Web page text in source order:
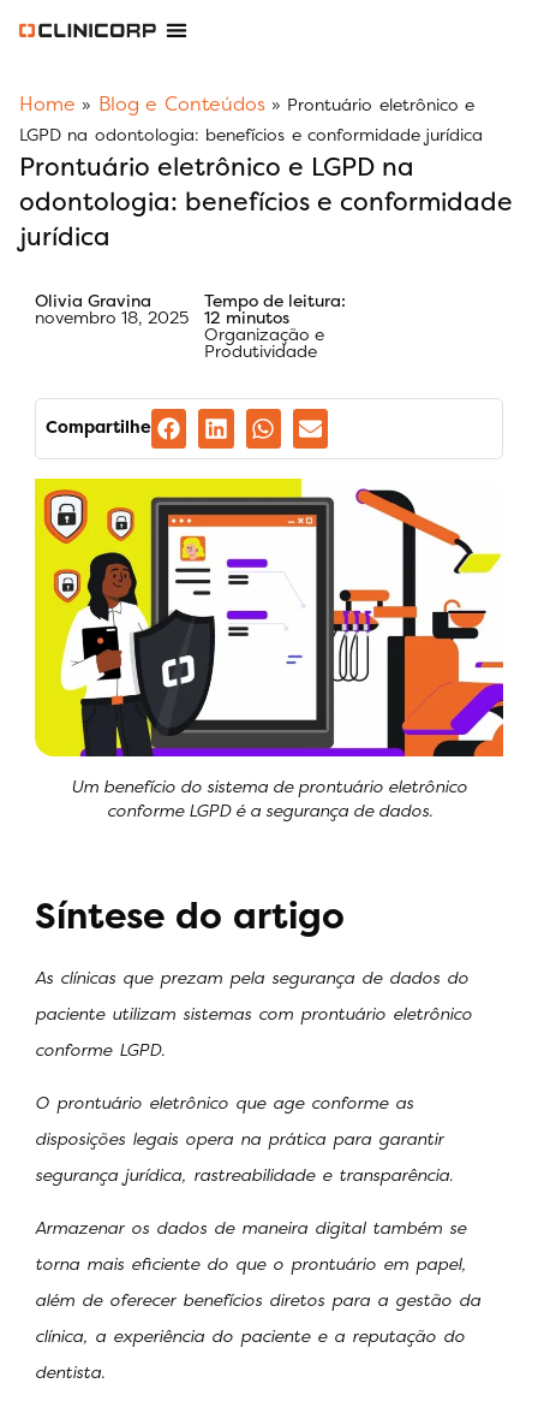
Home » Blog e Conteúdos» Prontuário eletrônico e
LGPD na odontologia: benefícios e conformidade jurídica
Prontuário eletrônico e LGPD na
odontologia: benefícios e conformidade
jurídica
Olivia Gravina
novembro 18, 2025
Tempo de leitura:
12 minutos
Organização e
Produtividade
Compartilhe
Um benefício do sistema de prontuário eletrônico
conforme LGPD é a segurança de dados.
Síntese do artigo
As clínicas que prezam pela segurança de dados do
paciente utilizam sistemas com prontuário eletrônico
conforme LGPD.
O prontuário eletrônico que age conforme as
disposições legais opera na prática para garantir
segurança jurídica, rastreabilidade e transparência.
Armazenar os dados de maneira digital também se
torna mais eficiente do que o prontuário em papel,
além de oferecer benefícios diretos para a gestão da
clínica, a experiência do paciente e a reputação do
dentista.